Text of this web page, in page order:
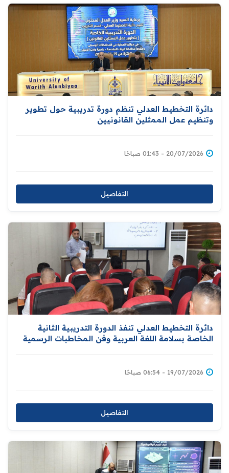
دائرة التخطيط العدلي تنظم دورة تدريبية حول تطوير
وتنظيم عمل الممثلين القانونيين
20/07/2026 - 01:43 صباحًا
التفاصيل
دائرة التخطيط العدلي تنفذ الدورة التدريبية الثانية
الخاصة بسلامة اللغة العربية وفن المخاطبات الرسمية
19/07/2026 - 06:54 صباحًا
التفاصيل